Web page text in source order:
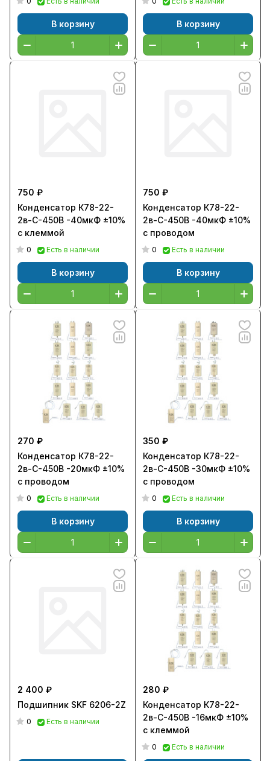
В корзину В корзину
750 ₽
Конденсатор К78-22-
2в-С-450В -40мкФ ±10%
с клеммой
0 Есть в наличии
В корзину
750 ₽
Конденсатор К78-22-
2в-С-450В -40мкФ ±10%
с проводом
0 Есть в наличии
В корзину
270 ₽
Конденсатор К78-22-
2в-С-450В -20мкФ ±10%
с проводом
0 Есть в наличии
В корзину
350 ₽
Конденсатор К78-22-
2в-С-450В -30мкФ ±10%
с проводом
0 Есть в наличии
В корзину
2 400 ₽
Подшипник SKF 6206-2Z
0 Есть в наличии
280 ₽
Конденсатор К78-22-
2в-С-450В -16мкФ ±10%
с клеммой
0 Есть в наличии